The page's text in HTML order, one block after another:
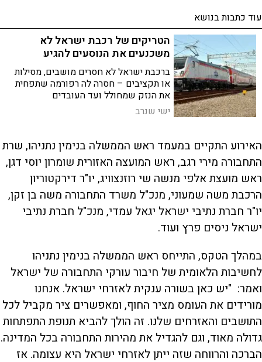
עוד כתבות בנושא
הטריקים של רכבת ישראל לא
משכנעים את הנוסעים להגיע
ברכבת ישראל לא חסרים מושבים, מסילות
או תקציבים – חסרה לה רפורמה שתפחית
את הנזק שמחולל ועד העובדים
ישי שנרב
האירוע התקיים במעמד ראש הממשלה בנימין נתניהו, שרת
התחבורה מירי רגב, ראש המועצה האזורית שומרון יוסי דגן,
ראש מועצת אלפי מנשה שי רוזנצוויג, יו"ר דירקטוריון
הרכבת משה שמעוני, מנכ"ל משרד התחבורה משה בן זקן,
יו"ר חברת נתיבי ישראל יגאל עמדי, מנכ"ל חברת נתיבי
ישראל ניסים פרץ ועוד.
במהלך הטקס, התייחס ראש הממשלה בנימין נתניהו
לחשיבות הלאומית של חיבור עורקי התחבורה של ישראל
ואמר: "יש כאן בשורה ענקית לאזרחי ישראל. אנחנו
מורידים את העומס מציר החוף, ומאפשרים ציר מקביל לכל
התושבים והאזרחים שלנו. זה הולך להביא תנופת התפתחות
גדולה מאוד, וגם להגדיל את מהירות התחבורה בכל המדינה.
הברכה והרווחה שזה ייתן לאזרחי ישראל היא עצומה. אז